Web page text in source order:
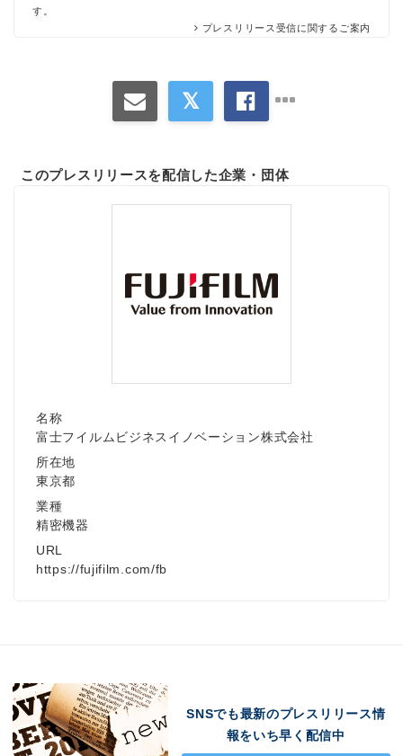
す。
プレスリリース受信に関するご案内
このプレスリリースを配信した企業・団体
名称
富士フイルムビジネスイノベーション株式会社
所在地
東京都
業種
精密機器
URL
https://fujifilm.com/fb
SNSでも最新のプレスリリース情
報をいち早く配信中